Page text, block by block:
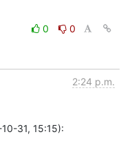
0
0
2:24 p.m.
31, 15:15):